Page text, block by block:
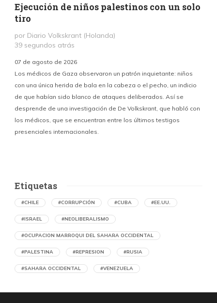
Ejecución de niños palestinos con un solo
tiro
por Diario Volkskrant (Holanda)
39 segundos atrás
07 de agosto de 2026
Los médicos de Gaza observaron un patrón inquietante: niños
con una única herida de bala en la cabeza o el pecho, un indicio
de que habían sido blanco de ataques deliberados. Así se
desprende de una investigación de De Volkskrant, que habló con
los médicos, que se encuentran entre los últimos testigos
presenciales internacionales.
Ejecución de niños palestinos con un solo
Etiquetas
#CHILE #CORRUPCIÓN #CUBA #EE.UU.
#ISRAEL #NEOLIBERALISMO
#OCUPACION MARROQUI DEL SAHARA OCCIDENTAL
#PALESTINA #REPRESION #RUSIA
#SAHARA OCCIDENTAL #VENEZUELA